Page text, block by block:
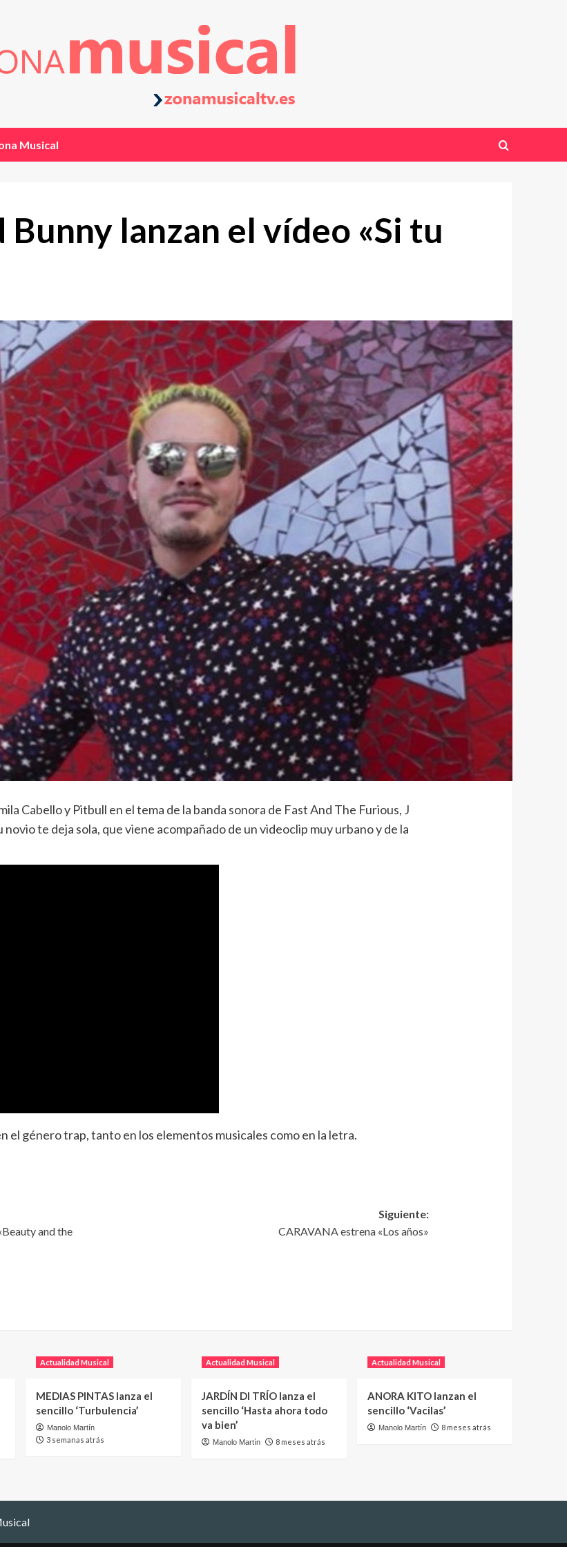
Musical
lanzan el vídeo «Si tu
Cabello y Pitbull en el tema de la banda sonora de Fast And The Furious, J
te deja sola, que viene acompañado de un videoclip muy urbano y de la
el género trap, tanto en los elementos musicales como en la letra.
and the
Siguiente:
CARAVANA estrena «Los años»
Actualidad Musical
MEDIAS PINTAS lanza el
sencillo ‘Turbulencia’
Manolo Martín
3 semanas atrás
Actualidad Musical
JARDÍN DI TRÍO lanza el
sencillo ‘Hasta ahora todo
va bien’
Manolo Martín 8 meses atrás
Actualidad Musical
ANORA KITO lanzan el
sencillo ‘Vacilas’
Manolo Martín 8 meses atrás